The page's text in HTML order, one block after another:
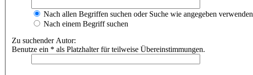
Nach allen Begriffen suchen oder Suche wie angegeben verwenden
Nach einem Begriff suchen
Zu suchender Autor:
Benutze ein * als Platzhalter für teilweise Übereinstimmungen.